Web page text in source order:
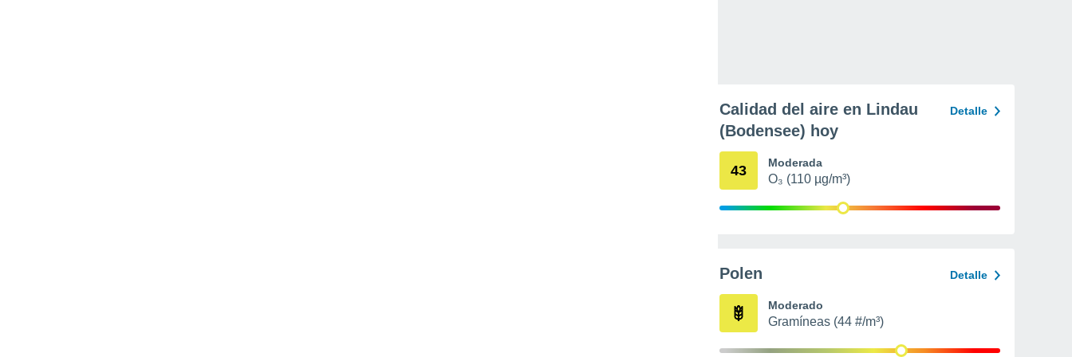
Calidad del aire en Lindau
(Bodensee) hoy
Detalle
43 Moderada
O₃ (110 µg/m³)
Polen Detalle
Moderado
Gramíneas (44 #/m³)